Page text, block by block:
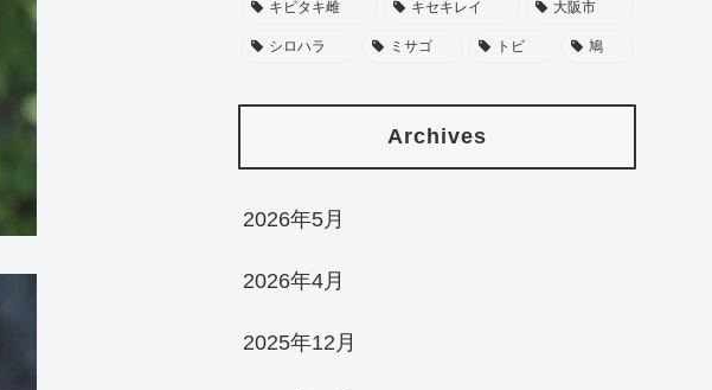
キビタキ雌 キセキレイ 大阪市
シロハラ ミサゴ トビ 鳩
Archives
2026年5月
2026年4月
2025年12月